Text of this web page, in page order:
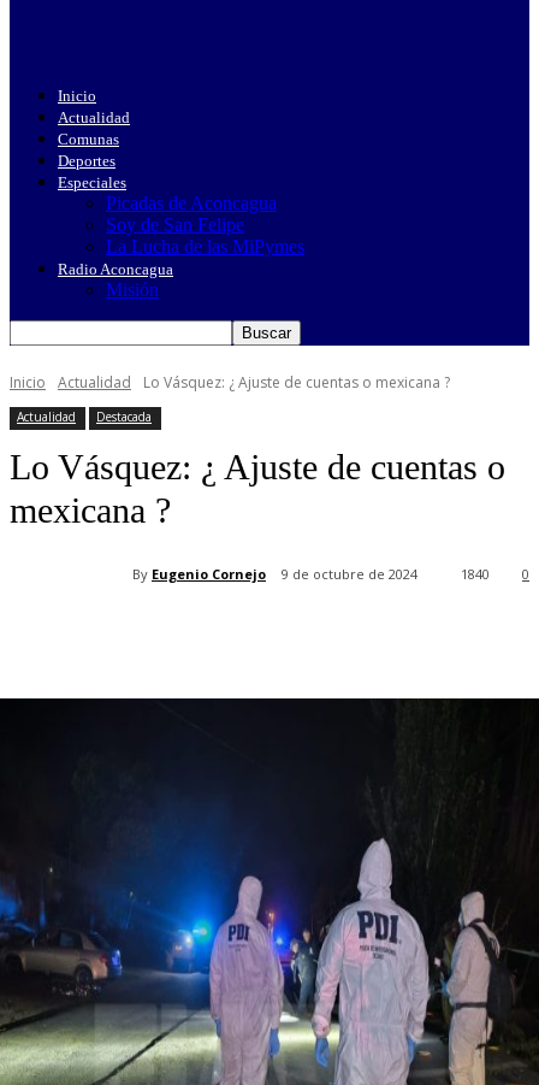
Inicio
Actualidad
Comunas
Deportes
Especiales
Picadas de Aconcagua
Soy de San Felipe
La Lucha de las MiPymes
Radio Aconcagua
Misión
Inicio Actualidad Lo Vásquez: ¿ Ajuste de cuentas o mexicana ?
Actualidad Destacada
Lo Vásquez: ¿ Ajuste de cuentas o
mexicana ?
By Eugenio Cornejo 9 de octubre de 2024 0
1840